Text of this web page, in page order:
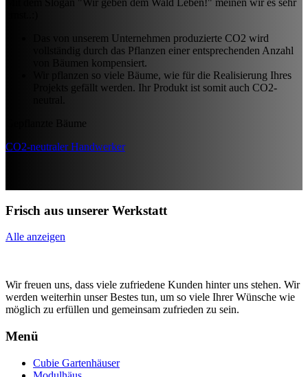
Mit dem Slogan "Wir geben dem Wald Leben!" meinen wir es sehr
Das von unserem Unternehmen produzierte CO2 wird
vollständig durch das Pflanzen einer entsprechenden Anzahl
von Bäumen kompensiert.
Wir pflanzen so viele Bäume, wie für die Realisierung Ihres
Projekts gefällt werden. Ihr Produkt ist somit auch CO2-
Gepflanzte Bäume
CO2-neutraler Handwerker
Frisch aus unserer Werkstatt
Alle anzeigen
Wir freuen uns, dass viele zufriedene Kunden hinter uns stehen. Wir
werden weiterhin unser Bestes tun, um so viele Ihrer Wünsche wie
möglich zu erfüllen und gemeinsam zufrieden zu sein.
Menü
Cubie Gartenhäuser